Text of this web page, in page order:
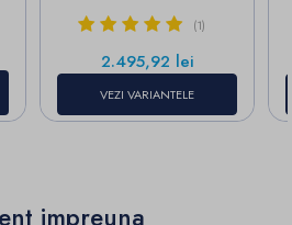
(1)
Pret
2.495,92 lei
VEZI VARIANTELE
impreuna